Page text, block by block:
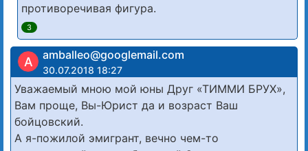
противоречивая фигура.
3
A amballeo@googlemail.com
30.07.2018 18:27
Уважаемый мною мой юны Друг «ТИММИ БРУХ»,
Вам проще, Вы-Юрист да и возраст Ваш
бойцовский.
А я-пожилой эмигрант, вечно чем-то